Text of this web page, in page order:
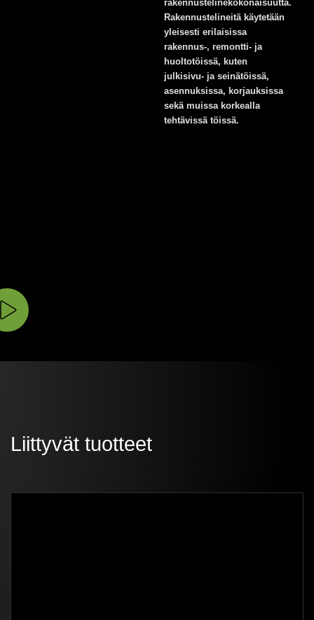
rakennustelinekokonaisuutta.
Rakennustelineitä käytetään
yleisesti erilaisissa
rakennus-, remontti- ja
huoltotöissä, kuten
julkisivu- ja seinätöissä,
asennuksissa, korjauksissa
sekä muissa korkealla
tehtävissä töissä.
Liittyvät tuotteet